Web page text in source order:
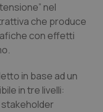
tensione” nel
che produce
con effetti
in base ad un
in tre livelli:
stakeholder